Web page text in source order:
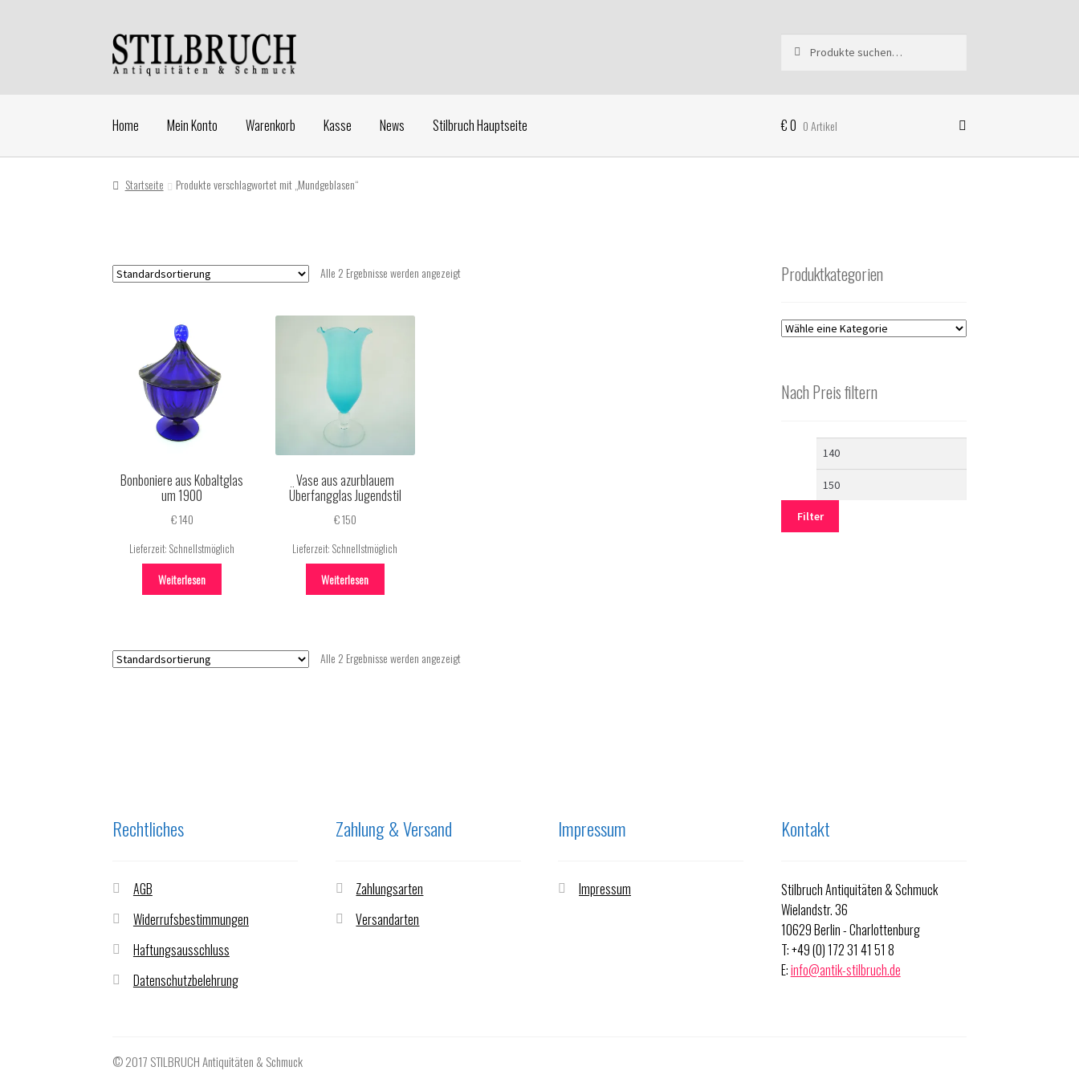
Zur
Navigation
springen
Zum
Inhalt
springen
nach:
Home Mein Konto Warenkorb Kasse News Stilbruch Hauptseite €0 0 Artikel
Startseite Produkte verschlagwortet mit „Mundgeblasen“
Alle 2 Ergebnisse werden angezeigt
Bonboniere aus Kobaltglas
um 1900
€140
Lieferzeit:Schnellstmöglich
Weiterlesen
Vase aus azurblauem
Überfangglas Jugendstil
€150
Lieferzeit:Schnellstmöglich
Weiterlesen
Alle 2 Ergebnisse werden angezeigt
Produktkategorien
Nach Preis filtern
Min.
Filter
Rechtliches
AGB
Widerrufsbestimmungen
Haftungsausschluss
Datenschutzbelehrung
Zahlung & Versand
Zahlungsarten
Versandarten
Impressum
Impressum
Kontakt
Stilbruch Antiquitäten & Schmuck
Wielandstr. 36
10629 Berlin - Charlottenburg
T: +49 (0) 172 31 41 51 8
E:info@antik-stilbruch.de